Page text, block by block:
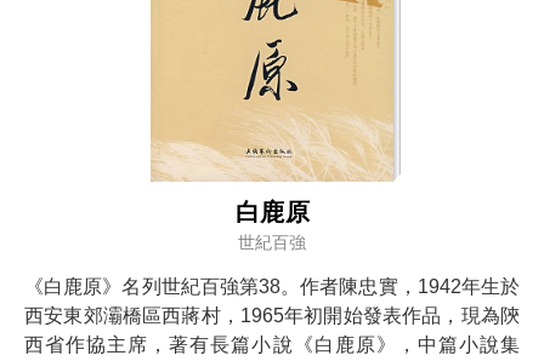
白鹿原
世紀百強
《白鹿原》名列世紀百強第38。作者陳忠實，1942年生於
西安東郊灞橋區西蔣村，1965年初開始發表作品，現為陝
西省作協主席，著有長篇小說《白鹿原》，中篇小說集